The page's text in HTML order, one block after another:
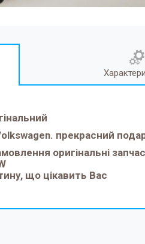
прекрасний
оригінальні
що цікавить Вас